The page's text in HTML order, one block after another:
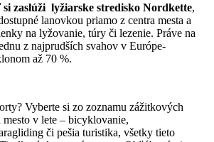
zaslúži lyžiarske stredisko Nordkette,
lanovkou priamo z centra mesta a
na lyžovanie, túry či lezenie. Práve na
z najprudších svahov v Európe-
až 70 %.
Vyberte si zo zoznamu zážitkových
v lete – bicyklovanie,
či pešia turistika, všetky tieto